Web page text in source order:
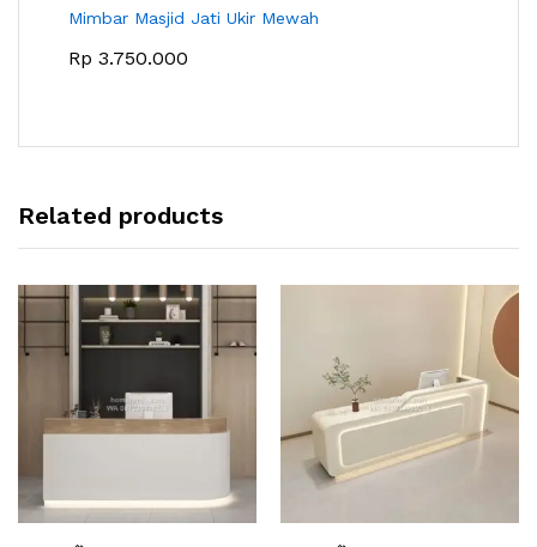
Mimbar Masjid Jati Ukir Mewah
Rp 3.750.000
Related products